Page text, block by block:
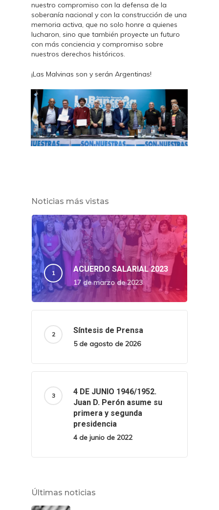
nuestro compromiso con la defensa de la
soberanía nacional y con la construcción de una
memoria activa, que no solo honre a quienes
lucharon, sino que también proyecte un futuro
con más conciencia y compromiso sobre
nuestros derechos históricos.
¡Las Malvinas son y serán Argentinas!
Noticias más vistas
ACUERDO SALARIAL 2023
17 de marzo de 2023
Síntesis de Prensa
5 de agosto de 2026
4 DE JUNIO 1946/1952.
Juan D. Perón asume su
primera y segunda
presidencia
4 de junio de 2022
Últimas noticias